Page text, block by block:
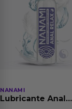
NANAMI
Lubricante Anal